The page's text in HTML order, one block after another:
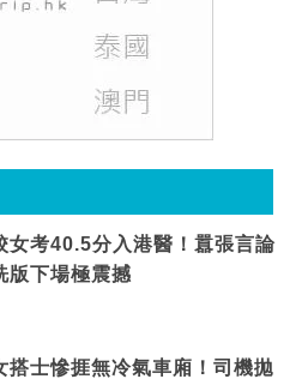
女考40.5分入港醫！囂張言論
版下場極震撼
搭士慘捱無冷氣車廂！司機拋